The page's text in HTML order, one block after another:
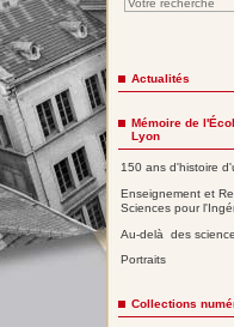
Actualités
Mémoire de
Lyon
150 ans d'histoire
Enseignement et
Sciences pour
Au-delà des
Portraits
Collections